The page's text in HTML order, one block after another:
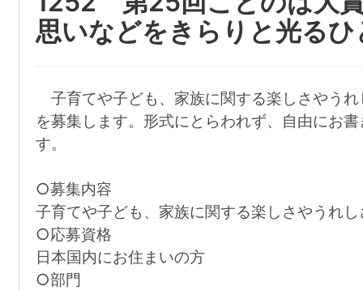
思いなどをきらりと光る
子育てや子ども、家族に関する楽しさやう
を募集します。形式にとらわれず、自由にお
す。
○募集内容
子育てや子ども、家族に関する楽しさやうれ
○応募資格
日本国内にお住まいの方
○部門